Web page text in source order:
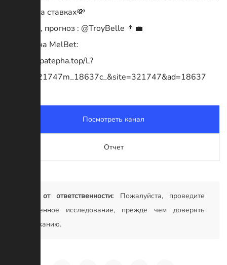
деньги на ставках💸
Реклама, прогноз : @TroyBelle 👨‍💼
Ставим на MelBet:
http://refpatepha.top/L?
tag=s_321747m_18637c_&site=321747&ad=18637
Посмотреть канал
Отчет
Отказ от ответственности: Пожалуйста, проведите
собственное исследование, прежде чем доверять
содержанию.